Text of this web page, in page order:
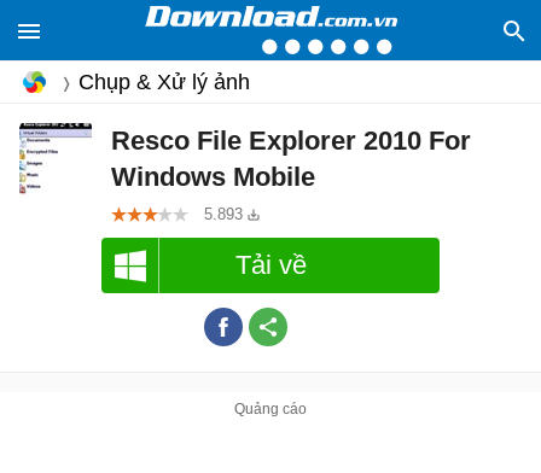
Chụp & Xử lý ảnh
Resco File Explorer 2010 For
Windows Mobile
5.893
Tải về